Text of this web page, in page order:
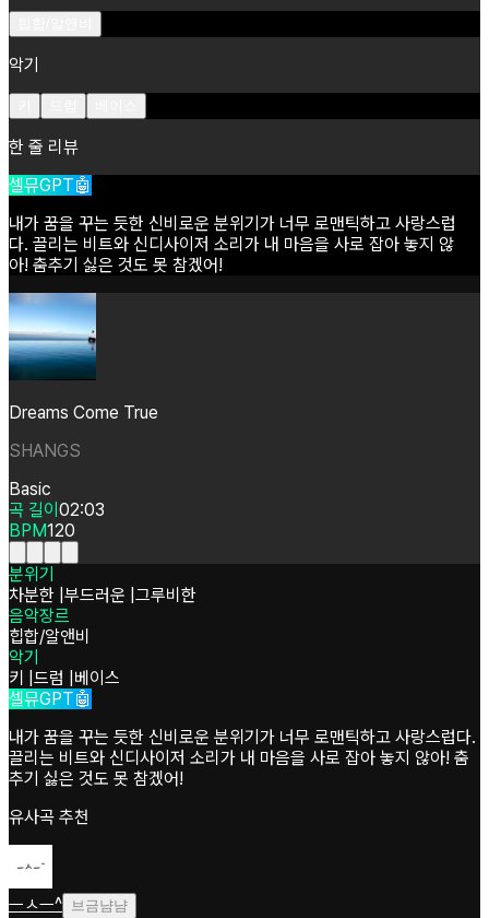
악기
한 줄 리뷰
셀뮤GPT🤖
내가 꿈을 꾸는 듯한 신비로운 분위기가 너무 로맨틱하고 사랑스럽
다. 끌리는 비트와 신디사이저 소리가 내 마음을 사로 잡아 놓지 않
아! 춤추기 싫은 것도 못 참겠어!
Dreams Come True
SHANGS
Basic
곡 길이 02:03
BPM120
분위기
차분한 부드러운 그루비한
음악장르
힙합/알앤비
악기
키 드럼
베이스
셀뮤GPT🤖
내가 꿈을 꾸는 듯한 신비로운 분위기가 너무 로맨틱하고 사랑스럽다.
끌리는 비트와 신디사이저 소리가 내 마음을 사로 잡아 놓지 않아! 춤
추기 싫은 것도 못 참겠어!
유사곡 추천
ㅡㅅㅡ^ 브금냠냠